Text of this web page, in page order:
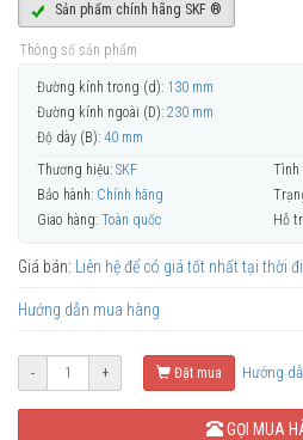
Sản phẩm chính hãng SKF ®
Thông số sản phẩm
Đường kính trong (d): 130 mm
Đường kính ngoài (D): 230 mm
Độ dày (B): 40 mm
Thương hiệu: SKF Tình
Bảo hành: Chính hãng
Giao hàng: Toàn quốc Hỗ
Giá bán: Liên hệ để có giá tốt nhất tại thời
Hướng dẫn mua hàng
- + Đặt mua Hướng
GỌI MUA